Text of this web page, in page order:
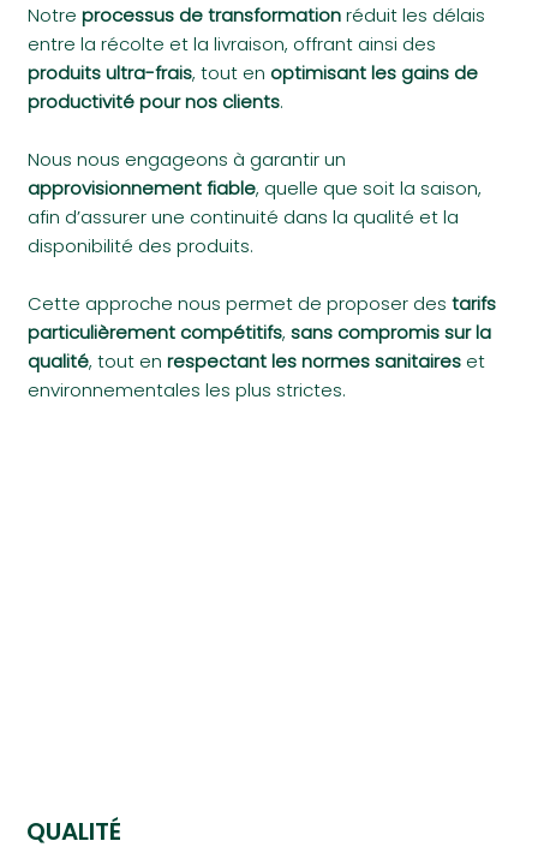
Notre processus de transformationréduit les délais
entre la récolte et la livraison, offrant ainsi des
produits ultra-frais, tout en optimisant les gains de
productivité pour nos clients.
Nous nous engageons à garantir un
approvisionnement fiable, quelle que soit la saison,
afin d’assurer une continuité dans la qualité et la
disponibilité des produits.
Cette approche nous permet de proposer des tarifs
particulièrement compétitifs, sans compromis sur la
qualité, tout en respectant les normes sanitaireset
environnementales les plus strictes.
QUALITÉ